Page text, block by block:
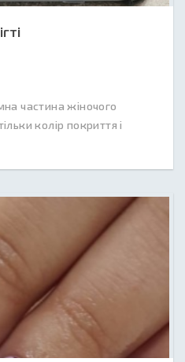
частина жіночого
колір покриття і